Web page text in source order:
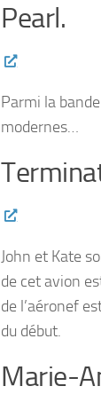
Pearl.
Parmi la
modernes…
John et Kate
de cet avion
de l’aéronef
du début.
Marie-